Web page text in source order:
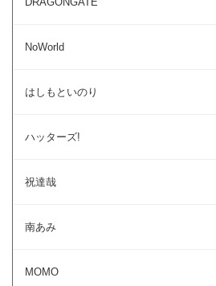
NoWorld
はしもといのり
ハッターズ!
祝達哉
南あみ
MOMO